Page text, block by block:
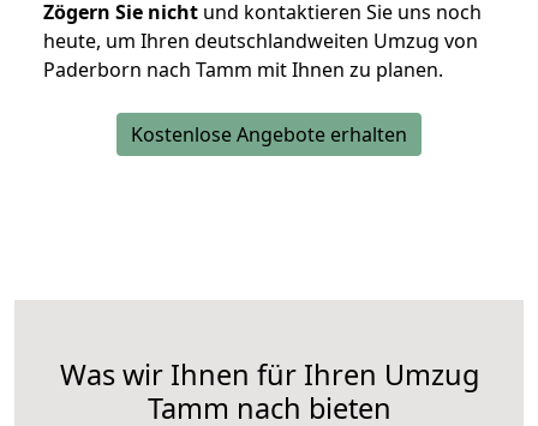
Zögern Sie nicht und kontaktieren Sie uns noch
heute, um Ihren deutschlandweiten Umzug von
Paderborn nach Tamm mit Ihnen zu planen.
Kostenlose Angebote erhalten
Was wir Ihnen für Ihren Umzug
Tamm nach bieten